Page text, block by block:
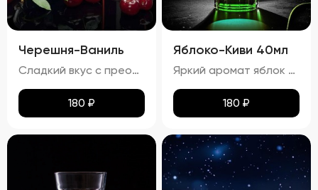
Черешня-Ваниль
Сладкий вкус с преобладанием ноток черешни и ванили, с легким оттенком тростникового сахара. Запах: Яркий аромат черешни и ванили с тонкими нотками сладости.
180 ₽
Яблоко-Киви 40мл
Яркий аромат яблок и киви с тонкими нотками сладости. процент спирта в настойке "Яблоко-Киви" составляет приблизительно 24,22%
180 ₽